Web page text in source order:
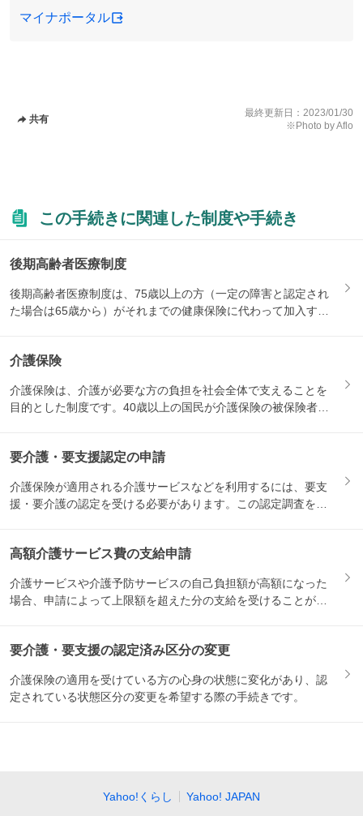
マイナポータル
共有
最終更新日： 2023/01/30
※Photo by Aflo
この手続きに関連した制度や手続き
後期高齢者医療制度
後期高齢者医療制度は、75歳以上の方（一定の障害と認定され
た場合は65歳から）がそれまでの健康保険に代わって加入する
介護保険
介護保険は、介護が必要な方の負担を社会全体で支えることを
目的とした制度です。40歳以上の国民が介護保険の被保険者と
要介護・要支援認定の申請
介護保険が適用される介護サービスなどを利用するには、要支
援・要介護の認定を受ける必要があります。この認定調査を受
高額介護サービス費の支給申請
介護サービスや介護予防サービスの自己負担額が高額になった
場合、申請によって上限額を超えた分の支給を受けることがで
要介護・要支援の認定済み区分の変更
介護保険の適用を受けている方の心身の状態に変化があり、認
定されている状態区分の変更を希望する際の手続きです。
Yahoo!くらし Yahoo! JAPAN